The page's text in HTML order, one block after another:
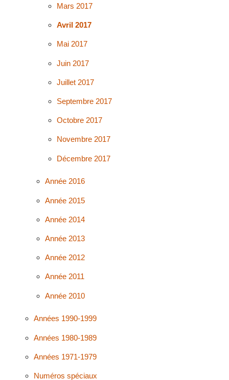
Mars 2017
Avril 2017
Mai 2017
Juin 2017
Juillet 2017
Septembre 2017
Octobre 2017
Novembre 2017
Décembre 2017
Année 2016
Année 2015
Année 2014
Année 2013
Année 2012
Année 2011
Année 2010
Années 1990-1999
Années 1980-1989
Années 1971-1979
Numéros spéciaux